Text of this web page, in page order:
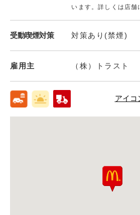
います。詳しくは店舗
受動喫煙対策 対策あり(禁煙)
雇用主 （株）トラスト
アイコ